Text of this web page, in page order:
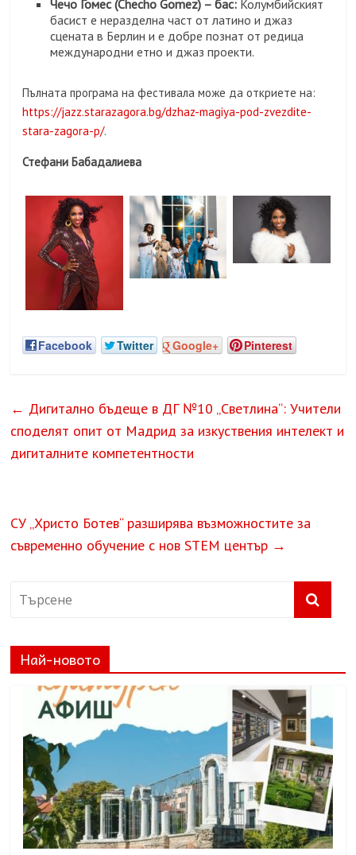
Чечо Гомес (Checho Gomez) – бас: Колумбийският
басист е неразделна част от латино и джаз
сцената в Берлин и е добре познат от редица
международни етно и джаз проекти.
Пълната програма на фестивала може да откриете на:
https://jazz.starazagora.bg/dzhaz-magiya-pod-zvezdite-
stara-zagora-p/.
Стефани Бабадалиева
Facebook Twitter Google+ Pinterest
← Дигитално бъдеще в ДГ №10 „Светлина“: Учители
споделят опит от Мадрид за изкуствения интелект и
дигиталните компетентности
СУ „Христо Ботев“ разширява възможностите за
съвременно обучение с нов STEM център →
Най-новото